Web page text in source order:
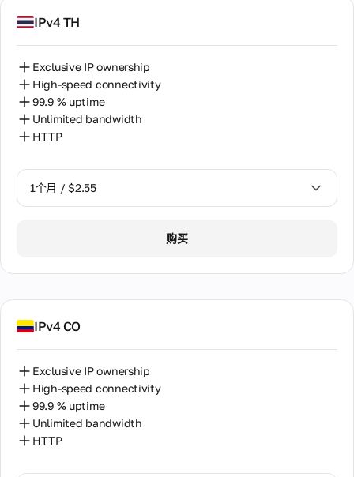
IPv4 TH
Exclusive IP ownership
High-speed connectivity
99.9 % uptime
Unlimited bandwidth
HTTP
1个月 / $2.55
购买
IPv4 CO
Exclusive IP ownership
High-speed connectivity
99.9 % uptime
Unlimited bandwidth
HTTP